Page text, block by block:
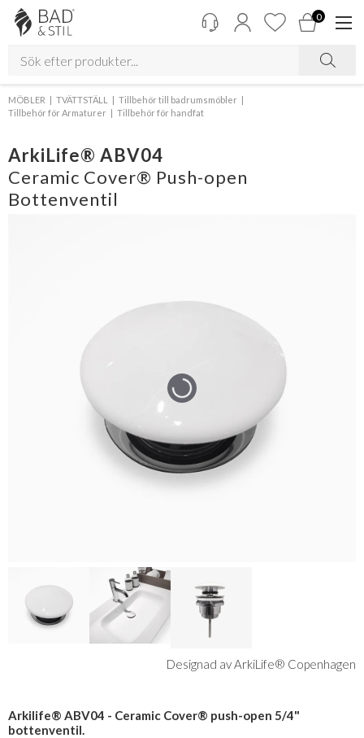
0
MÖBLER TVÄTTSTÄLL
Tillbehör till badrumsmöbler
Tillbehör för Armaturer
Tillbehör för handfat
ArkiLife® ABV04
Ceramic Cover® Push-open
Bottenventil
Designad av ArkiLife® Copenhagen
Arkilife® ABV04 - Ceramic Cover® push-open 5/4"
bottenventil.